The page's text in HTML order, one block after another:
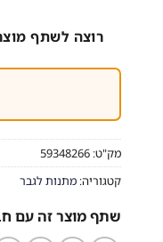
רוצה לשתף
מק"ט: 59348266
קטגוריה: מתנות לגבר
שתף מוצר זה עם